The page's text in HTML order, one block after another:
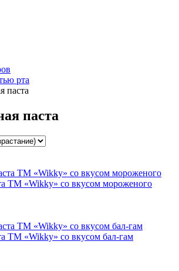
рта
паста
паста
ТМ «Wikky» со вкусом мороженого
ТМ «Wikky» со вкусом бал-гам